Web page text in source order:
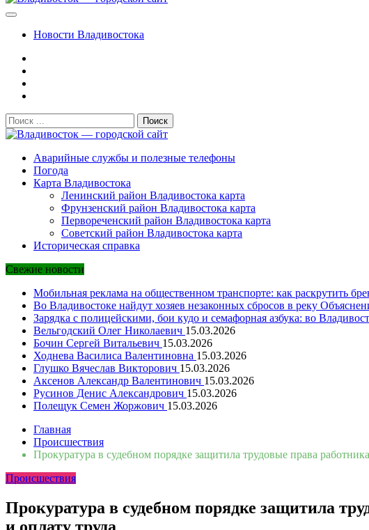
Новости Владивостока
Поиск:
Владивосток — городской сайт
Аварийные службы и полезные телефоны
Погода
Карта Владивостока
Ленинский район Владивостока карта
Фрунзенский район Владивостока карта
Первореченский район Владивостока карта
Советский район Владивостока карта
Историческая справка
Свежие новости
Мобильная реклама на общественном транспорте: как раскрутить
Во Владивостоке найдут хозяев незаконных сбросов в реку
Зарядка с полицейскими, бои кудо и семафорная азбука: во
Вельгодский Олег Николаевич 15.03.2026
Бочин Сергей Витальевич 15.03.2026
Ходнева Василиса Валентиновна 15.03.2026
Глушко Вячеслав Викторович 15.03.2026
Аксенов Александр Валентинович 15.03.2026
Русинов Денис Александрович 15.03.2026
Полещук Семен Жоржович 15.03.2026
Главная
Происшествия
Прокуратура в судебном порядке защитила трудовые права
Происшествия
Прокуратура в судебном порядке защитила